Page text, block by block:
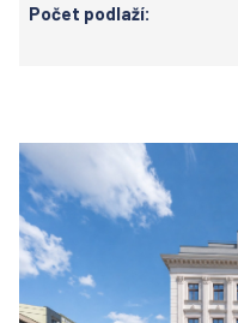
Počet podlaží: